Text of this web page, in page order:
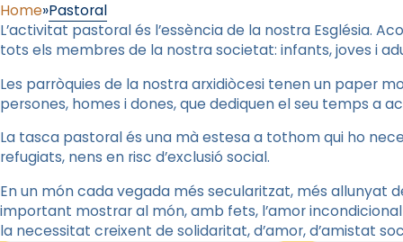
Home Pastoral
L’activitat pastoral és l’essència de la nostra Església.
tots els membres de la nostra societat: infants, joves i
Les parròquies de la nostra arxidiòcesi tenen un paper
persones, homes i dones, que dediquen el seu temps a
La tasca pastoral és una mà estesa a tothom qui ho
refugiats, nens en risc d’exclusió social.
En un món cada vegada més secularitzat, més allunyat
important mostrar al món, amb fets, l’amor
la necessitat creixent de solidaritat, d’amor, d’amistat